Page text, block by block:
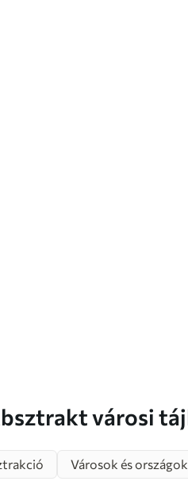
Absztrakt
Városok és országok